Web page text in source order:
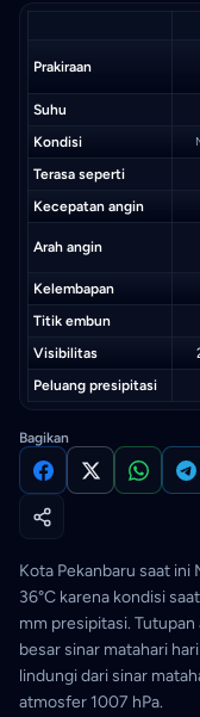
Prakiraan
Suhu
Kondisi
Terasa seperti
Kecepatan angin
Arah angin
Kelembapan
Titik embun
Visibilitas
Peluang presipitasi
Bagikan
Kota Pekanbaru saat ini
36°C karena kondisi
mm presipitasi.
besar sinar matahari
lindungi dari sinar
atmosfer 1007 hPa.